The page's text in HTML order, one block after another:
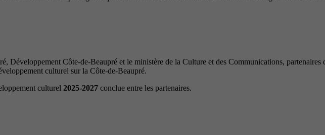
Côte-de-Beaupré et le ministère de la Culture et des Communications, partenaires
culturel sur la Côte-de-Beaupré.
culturel 2025-2027 conclue entre les partenaires.